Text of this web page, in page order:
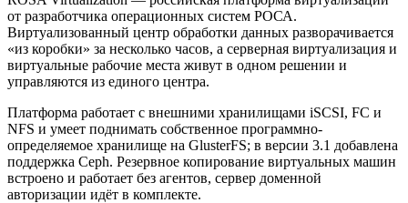
от разработчика операционных систем РОСА.
Виртуализованный центр обработки данных разворачивается
«из коробки» за несколько часов, а серверная виртуализация и
виртуальные рабочие места живут в одном решении и
управляются из единого центра.
Платформа работает с внешними хранилищами iSCSI, FC и
NFS и умеет поднимать собственное программно-
определяемое хранилище на GlusterFS; в версии 3.1 добавлена
поддержка Ceph. Резервное копирование виртуальных машин
встроено и работает без агентов, сервер доменной
авторизации идёт в комплекте.